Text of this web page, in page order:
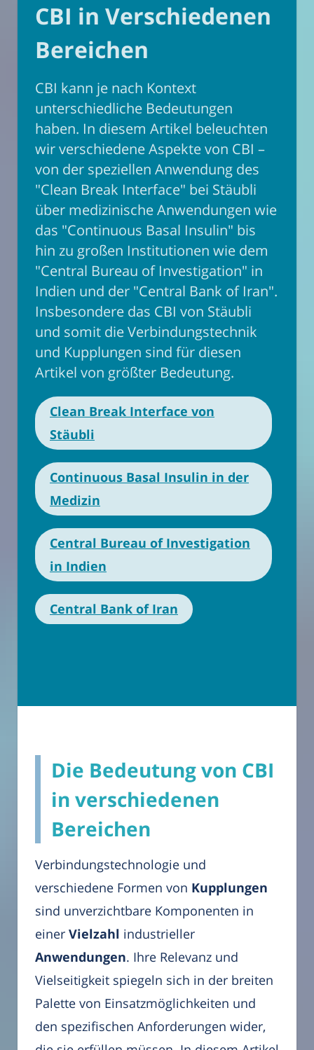
CBI in Verschiedenen
Bereichen
CBI kann je nach Kontext
unterschiedliche Bedeutungen
haben. In diesem Artikel beleuchten
wir verschiedene Aspekte von CBI –
von der speziellen Anwendung des
"Clean Break Interface" bei Stäubli
über medizinische Anwendungen wie
das "Continuous Basal Insulin" bis
hin zu großen Institutionen wie dem
"Central Bureau of Investigation" in
Indien und der "Central Bank of Iran".
Insbesondere das CBI von Stäubli
und somit die Verbindungstechnik
und Kupplungen sind für diesen
Artikel von größter Bedeutung.
Clean Break Interface von
Stäubli
Continuous Basal Insulin in der
Medizin
Central Bureau of Investigation
in Indien
Central Bank of Iran
Die Bedeutung von CBI
in verschiedenen
Bereichen
Verbindungstechnologie und
verschiedene Formen von Kupplungen
sind unverzichtbare Komponenten in
einer Vielzahl industrieller
Anwendungen. Ihre Relevanz und
Vielseitigkeit spiegeln sich in der breiten
Palette von Einsatzmöglichkeiten und
den spezifischen Anforderungen wider,